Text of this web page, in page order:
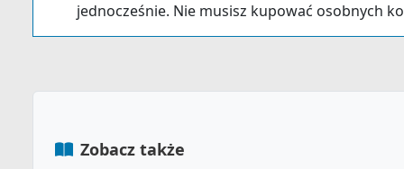
jednocześnie. Nie musisz kupować osobnych
Zobacz także